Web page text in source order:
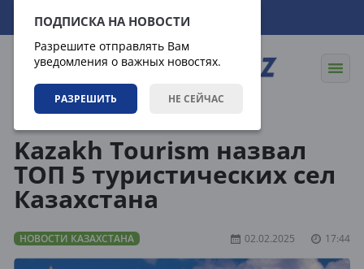
ПОДПИСКА НА НОВОСТИ
Разрешите отправлять Вам
уведомления о важных новостях.
РАЗРЕШИТЬ НЕ СЕЙЧАС
08.08.2026 00:03:11
Kazakh Tourism назвал
ТОП 5 туристических сел
Казахстана
НОВОСТИ КАЗАХСТАНА 02.02.2025 17:44